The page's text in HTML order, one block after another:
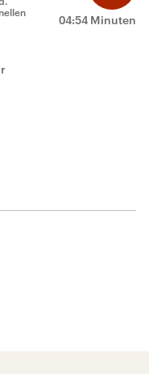
04:54 Minuten